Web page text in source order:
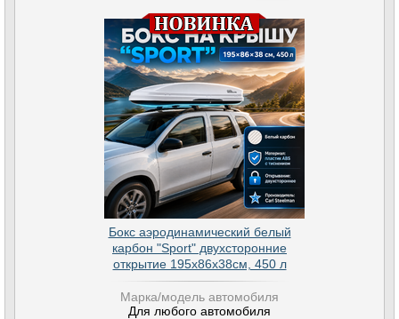
Бокс аэродинамический белый
карбон "Sport" двухсторонние
открытие 195х86х38см, 450 л
Марка/модель автомобиля
Для любого автомобиля